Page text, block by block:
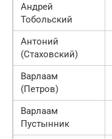
Андрей
Тобольский
Антоний
(Стаховский)
Варлаам
(Петров)
Варлаам
Пустынник